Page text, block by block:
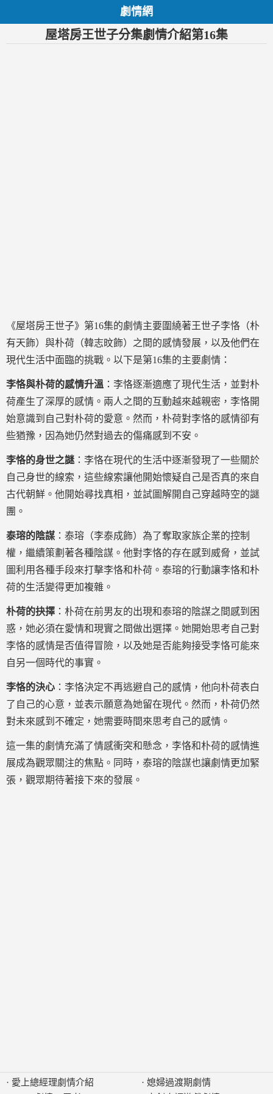
劇情網
屋塔房王世子分集劇情介紹第16集
《屋塔房王世子》第16集的劇情主要圍繞著王世子李恪（朴
有天飾）與朴荷（韓志旼飾）之間的感情發展，以及他們在
現代生活中面臨的挑戰。以下是第16集的主要劇情：
李恪與朴荷的感情升溫 ：李恪逐漸適應了現代生活，並對朴
荷產生了深厚的感情。兩人之間的互動越來越親密，李恪開
始意識到自己對朴荷的愛意。然而，朴荷對李恪的感情卻有
些猶豫，因為她仍然對過去的傷痛感到不安。
李恪的身世之謎 ：李恪在現代的生活中逐漸發現了一些關於
自己身世的線索，這些線索讓他開始懷疑自己是否真的來自
古代朝鮮。他開始尋找真相，並試圖解開自己穿越時空的謎
團。
泰瑢的陰謀 ：泰瑢（李泰成飾）為了奪取家族企業的控制
權，繼續策劃著各種陰謀。他對李恪的存在感到威脅，並試
圖利用各種手段來打擊李恪和朴荷。泰瑢的行動讓李恪和朴
荷的生活變得更加複雜。
朴荷的抉擇 ：朴荷在前男友的出現和泰瑢的陰謀之間感到困
惑，她必須在愛情和現實之間做出選擇。她開始思考自己對
李恪的感情是否值得冒險，以及她是否能夠接受李恪可能來
自另一個時代的事實。
李恪的決心 ：李恪決定不再逃避自己的感情，他向朴荷表白
了自己的心意，並表示願意為她留在現代。然而，朴荷仍然
對未來感到不確定，她需要時間來思考自己的感情。
這一集的劇情充滿了情感衝突和懸念，李恪和朴荷的感情進
展成為觀眾關注的焦點。同時，泰瑢的陰謀也讓劇情更加緊
張，觀眾期待著接下來的發展。
· 愛上總經理劇情介紹
· 媳婦過渡期劇情